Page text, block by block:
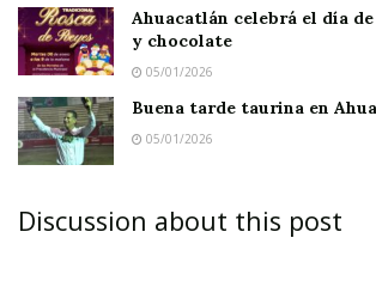
Ahuacatlán celebrá el día
y chocolate
05/01/2026
Buena tarde taurina en
05/01/2026
Discussion about this post